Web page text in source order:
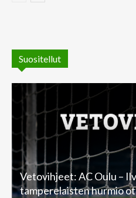
Suositellut
Vetovihjeet: AC Oulu –
tamperelaisten hurmio